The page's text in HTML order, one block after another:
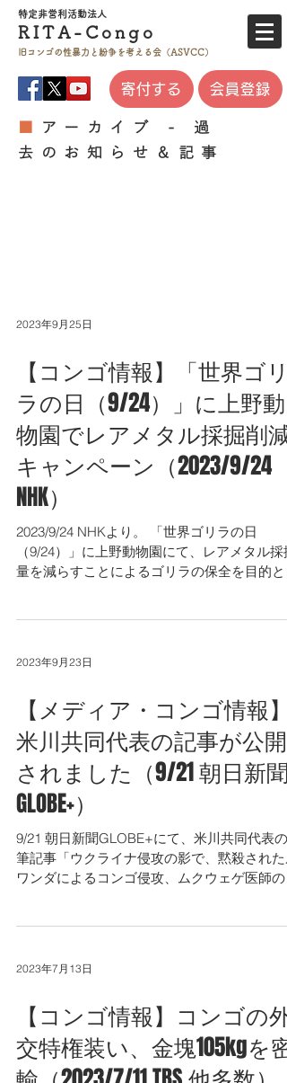
特定非営利活動法人
RITA- Co ngo
旧コンゴの性暴力と 紛争を考える会（ASVCC）
寄付する 会員登録
アーカイブ - 過
去のお知らせ＆記事
2023年9月25日
【コンゴ情報】「世界ゴリ
ラの日（9/24）」に上野動
物園でレアメタル採掘削減
キャンペーン（2023/9/24
NHK）
2023/9/24 NHKより。 「世界ゴリラの日
（9/24）」に上野動物園にて、レアメタル採
量を減らすことによるゴリラの保全を目的と
2023年9月23日
【メディア・コンゴ情報】
米川共同代表の記事が公開
されました（9/21 朝日新聞
GLOBE+）
9/21 朝日新聞GLOBE+にて、米川共同代表の
筆記事「ウクライナ侵攻の影で、黙殺された
ワンダによるコンゴ侵攻、ムクウェゲ医師の
2023年7月13日
【コンゴ情報】コンゴの外
交特権装い、金塊105kgを密